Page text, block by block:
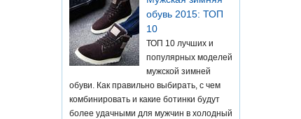
обувь 2015: ТОП
10
ТОП 10 лучших и
популярных моделей
мужской зимней
обуви. Как правильно выбирать, с чем
комбинировать и какие ботинки будут
более удачными для мужчин в холодный